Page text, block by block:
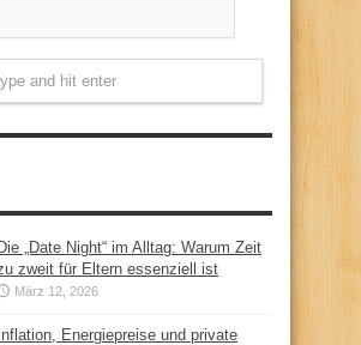
„Date Night“ im Alltag: Warum Zeit
zweit für Eltern essenziell ist
März 12, 2026
Energiepreise und private